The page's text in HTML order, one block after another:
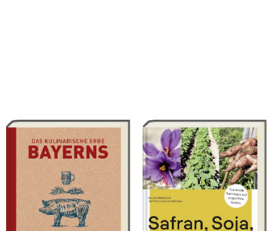
Reinhardt, Marion
Das kulinarische Erbe Bayerns
(Neuauflage)
Ars Vivendi, 2024
Reinhardt, Marion
Safran, Soja, Süßkartoffel
Ars Vivendi, 2022
28,00 €